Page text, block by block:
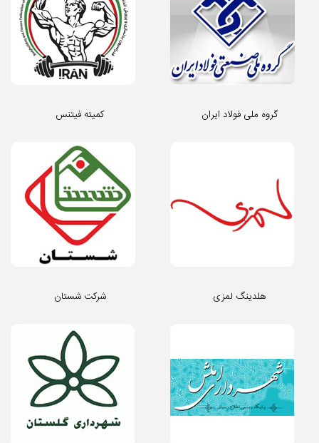
کمیته فیتنس گروه ملی فولاد ایران
شرکت شستان هلدینگ لمزی